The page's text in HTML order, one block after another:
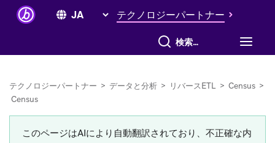
テクノロジーパートナー
すべて検索
テクノロジーパートナー > データと分析 > リバースETL > Census >
Census
このページはAIにより自動翻訳されており、不正確な内